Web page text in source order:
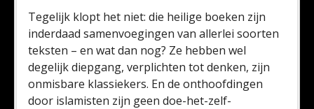
Tegelijk klopt het niet: die heilige boeken zijn
inderdaad samenvoegingen van allerlei soorten
teksten – en wat dan nog? Ze hebben wel
degelijk diepgang, verplichten tot denken, zijn
onmisbare klassiekers. En de onthoofdingen
door islamisten zijn geen doe-het-zelf-